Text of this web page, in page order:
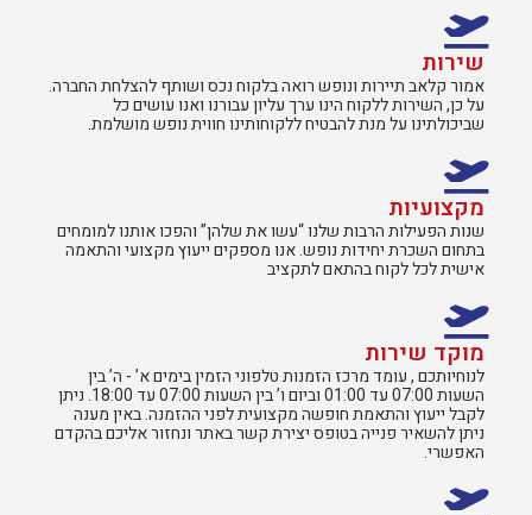
שירות
אמור קלאב תיירות ונופש רואה בלקוח נכס ושותף להצלחת החברה.
על כן, השירות ללקוח הינו ערך עליון עבורנו ואנו עושים כל
שביכולתינו על מנת להבטיח ללקוחותינו חווית נופש מושלמת.
מקצועיות
שנות הפעילות הרבות שלנו “עשו את שלהן” והפכו אותנו למומחים
בתחום השכרת יחידות נופש. אנו מספקים ייעוץ מקצועי והתאמה
אישית לכל לקוח בהתאם לתקציב
מוקד שירות
לנוחיותכם , עומד מרכז הזמנות טלפוני הזמין בימים א’ - ה’ בין
השעות 07:00 עד 01:00 וביום ו’ בין השעות 07:00 עד 18:00. ניתן
לקבל ייעוץ והתאמת חופשה מקצועית לפני ההזמנה. באין מענה
ניתן להשאיר פנייה בטופס יצירת קשר באתר ונחזור אליכם בהקדם
האפשרי.